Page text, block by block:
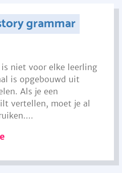
grammar
niet voor elke leerling
is opgebouwd uit
Als je een
vertellen, moet je al